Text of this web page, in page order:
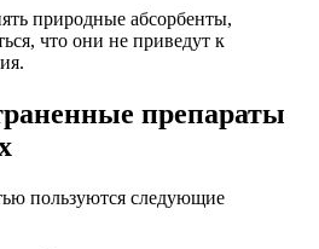
природные абсорбенты,
что они не приведут к
препараты
пользуются следующие